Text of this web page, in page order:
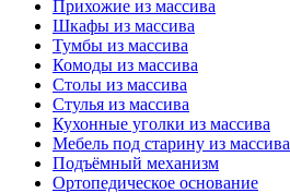
Прихожие из массива
Шкафы из массива
Тумбы из массива
Комоды из массива
Столы из массива
Стулья из массива
Кухонные уголки из массива
Мебель под старину из массива
Подъёмный механизм
Ортопедическое основание